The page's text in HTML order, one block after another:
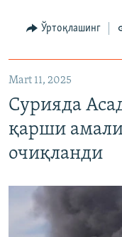
Ўртоқлашинг
Mart 11, 2025
Сурияда
қарши
очиқланди